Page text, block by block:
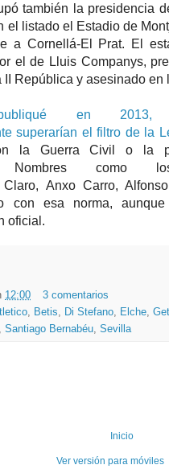
también la presidencia
el listado el Estadio de
a Cornellá-El Prat. El
el de Lluis Companys,
República y asesinado en
en 2013,
superarían el filtro de la
la Guerra Civil o la
Nombres como
Claro, Anxo Carro,
con esa norma, aunque
oficial.
12:00
3 comentarios
, Betis, Di Stefano, Elche,
, Santiago Bernabéu, Sevilla
Inicio
Ver versión para móviles